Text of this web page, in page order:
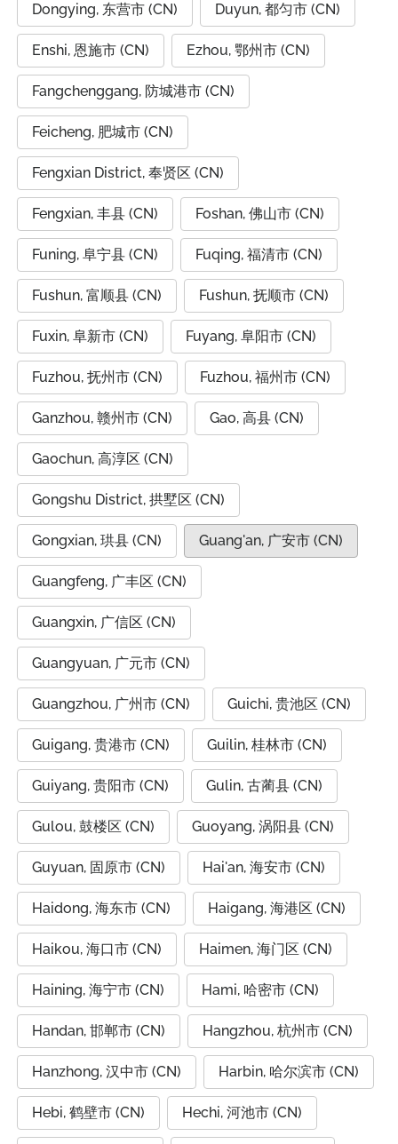
Dongying, 东营市 (CN) Duyun, 都匀市 (CN)
Enshi, 恩施市 (CN) Ezhou, 鄂州市 (CN)
Fangchenggang, 防城港市 (CN)
Feicheng, 肥城市 (CN)
Fengxian District, 奉贤区 (CN)
Fengxian, 丰县 (CN) Foshan, 佛山市 (CN)
Funing, 阜宁县 (CN) Fuqing, 福清市 (CN)
Fushun, 富顺县 (CN) Fushun, 抚顺市 (CN)
Fuxin, 阜新市 (CN) Fuyang, 阜阳市 (CN)
Fuzhou, 抚州市 (CN) Fuzhou, 福州市 (CN)
Ganzhou, 赣州市 (CN) Gao, 高县 (CN)
Gaochun, 高淳区 (CN)
Gongshu District, 拱墅区 (CN)
Gongxian, 珙县 (CN) Guang'an, 广安市 (CN)
Guangfeng, 广丰区 (CN)
Guangxin, 广信区 (CN)
Guangyuan, 广元市 (CN)
Guangzhou, 广州市 (CN) Guichi, 贵池区 (CN)
Guigang, 贵港市 (CN) Guilin, 桂林市 (CN)
Guiyang, 贵阳市 (CN) Gulin, 古蔺县 (CN)
Gulou, 鼓楼区 (CN) Guoyang, 涡阳县 (CN)
Guyuan, 固原市 (CN) Hai'an, 海安市 (CN)
Haidong, 海东市 (CN) Haigang, 海港区 (CN)
Haikou, 海口市 (CN) Haimen, 海门区 (CN)
Haining, 海宁市 (CN) Hami, 哈密市 (CN)
Handan, 邯郸市 (CN) Hangzhou, 杭州市 (CN)
Hanzhong, 汉中市 (CN) Harbin, 哈尔滨市 (CN)
Hebi, 鹤壁市 (CN) Hechi, 河池市 (CN)